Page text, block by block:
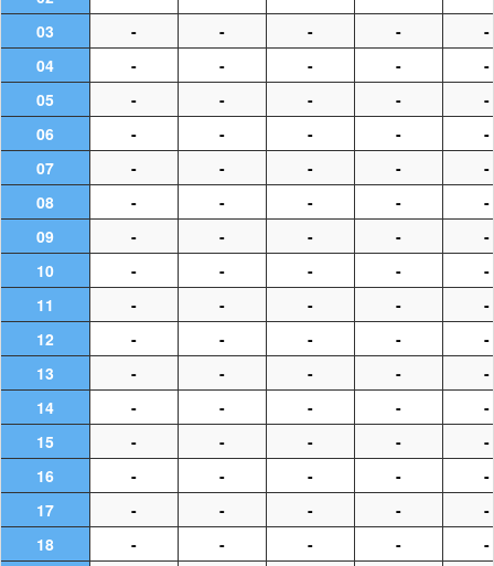
03
- - - -
-
04
- - - -
-
05
- - - -
-
06
- - - -
-
07
- - - -
-
08
- - - -
-
09
- - - -
-
10
- - - -
-
11
- - - -
-
12
- - - -
-
13
- - - -
-
14
- - - -
-
15
- - - -
-
16
- - - -
-
17
- - - -
-
18
- - - -
-